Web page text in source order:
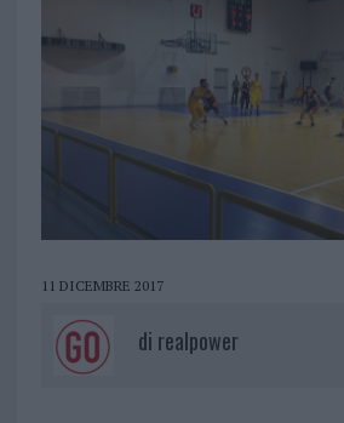
11 DICEMBRE 2017
di realpower